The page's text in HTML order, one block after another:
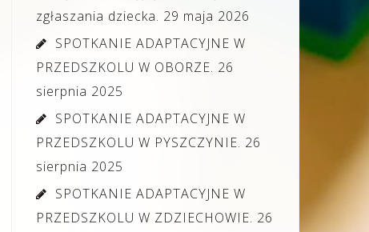
zgłaszania dziecka. 29 maja 2026
SPOTKANIE ADAPTACYJNE W
PRZEDSZKOLU W OBORZE. 26
sierpnia 2025
SPOTKANIE ADAPTACYJNE W
PRZEDSZKOLU W PYSZCZYNIE. 26
sierpnia 2025
SPOTKANIE ADAPTACYJNE W
PRZEDSZKOLU W ZDZIECHOWIE. 26